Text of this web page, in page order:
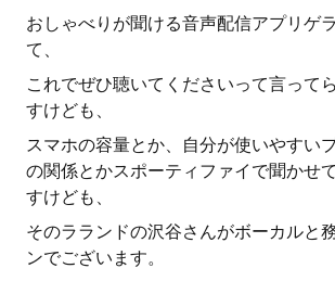
おしゃべりが聞ける音声配信アプリゲ
て、
これでぜひ聴いてくださいって言って
すけども、
スマホの容量とか、自分が使いやすい
の関係とかスポーティファイで聞かせ
すけども、
そのラランドの沢谷さんがボーカルと
ンでございます。